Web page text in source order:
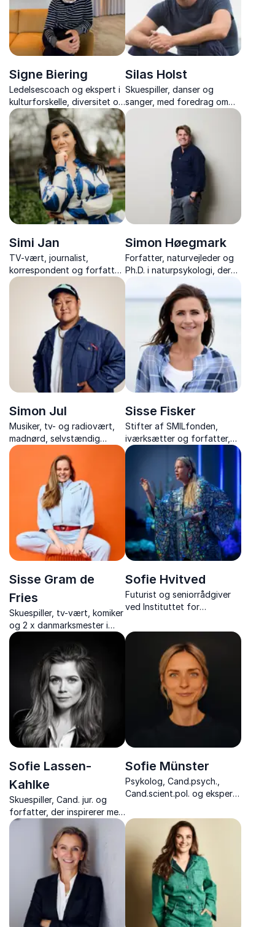
Signe Biering
Ledelsescoach og ekspert i
kulturforskelle, diversitet og
forskelligheder på
arbejdspladsen
Silas Holst
Skuespiller, danser og
sanger, med foredrag om
mobning, mangfoldighed og
mod til at stå ved sig selv –
fyldt med nærvær og
autentiske historier.
Simi Jan
TV-vært, journalist,
korrespondent og forfatter,
med foredrag om livet som
korrespondent,
Mellemøstens konflikter og
modet til at følge sine
Simon Høegmark
Forfatter, naturvejleder og
Ph.D. i naturpsykologi, der
inspirerer til bedre trivsel
gennem naturens helende
Simon Jul
Musiker, tv- og radiovært,
madnørd, selvstændig
iværksætter, komiker og
ildsjæl med passion for
fællesskab, bæredygtighed
og menneskelighed.
Sisse Fisker
Stifter af SMILfonden,
iværksætter og forfatter,
der inspirerer med stærke
historier om livsglæde, mod
og ansvar for eget liv.
Sisse Gram de
Fries
Skuespiller, tv-vært, komiker
og 2 x danmarksmester i
impro comedy, der inspirerer
til at spille hinanden gode
og sparke arbejdsglæden i
vejret
Sofie Hvitved
Futurist og seniorrådgiver
ved Instituttet for
teknologi og medier.
Sofie Lassen-
Kahlke
Skuespiller, Cand. jur. og
forfatter, der inspirerer med
foredrag om personlig
branding, modet til at lykkes
og forfatterskab
Sofie Münster
Psykolog, Cand.psych.,
Cand.scient.pol. og ekspert i